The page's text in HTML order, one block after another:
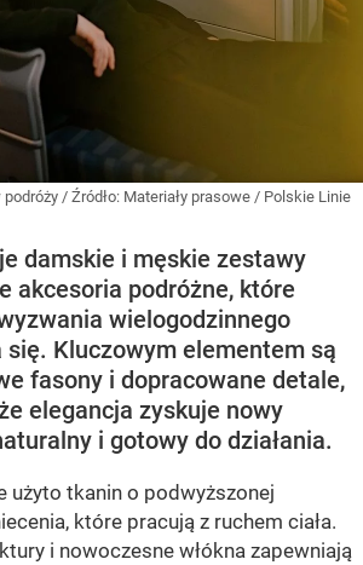
podróży / Źródło: Materiały prasowe / Polskie Linie
damskie i męskie zestawy
akcesoria podróżne, które
wielogodzinnego
się. Kluczowym elementem są
fasony i dopracowane detale,
elegancja zyskuje nowy
i gotowy do działania.
użyto tkanin o podwyższonej
które pracują z ruchem ciała.
i nowoczesne włókna zapewniają